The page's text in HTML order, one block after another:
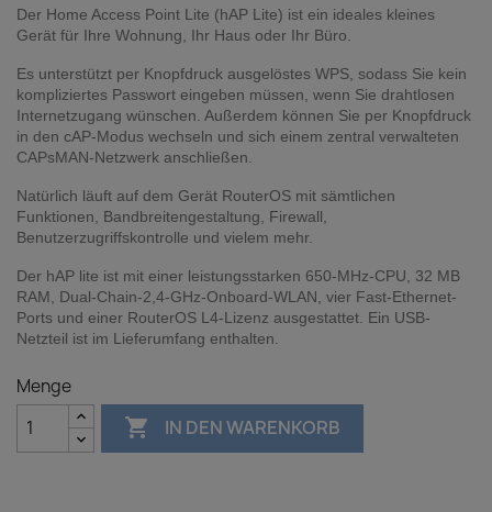
Der Home Access Point Lite (hAP Lite) ist ein ideales kleines
Gerät für Ihre Wohnung, Ihr Haus oder Ihr Büro.
Es unterstützt per Knopfdruck ausgelöstes WPS, sodass Sie kein
kompliziertes Passwort eingeben müssen, wenn Sie drahtlosen
Internetzugang wünschen. Außerdem können Sie per Knopfdruck
in den cAP-Modus wechseln und sich einem zentral verwalteten
CAPsMAN-Netzwerk anschließen.
Natürlich läuft auf dem Gerät RouterOS mit sämtlichen
Funktionen, Bandbreitengestaltung, Firewall,
Benutzerzugriffskontrolle und vielem mehr.
Der hAP lite ist mit einer leistungsstarken 650-MHz-CPU, 32 MB
RAM, Dual-Chain-2,4-GHz-Onboard-WLAN, vier Fast-Ethernet-
Ports und einer RouterOS L4-Lizenz ausgestattet. Ein USB-
Netzteil ist im Lieferumfang enthalten.
Menge
 IN DEN WARENKORB